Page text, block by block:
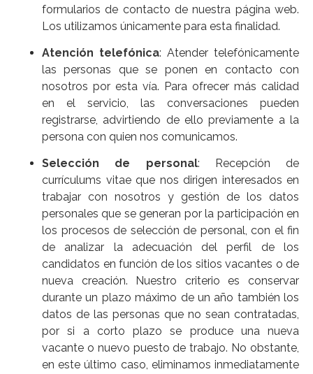
formularios de contacto de nuestra página web.
Los utilizamos únicamente para esta finalidad.
Atención telefónica: Atender telefónicamente
las personas que se ponen en contacto con
nosotros por esta vía. Para ofrecer más calidad
en el servicio, las conversaciones pueden
registrarse, advirtiendo de ello previamente a la
persona con quien nos comunicamos.
Selección de personal: Recepción de
currículums vitae que nos dirigen interesados en
trabajar con nosotros y gestión de los datos
personales que se generan por la participación en
los procesos de selección de personal, con el fin
de analizar la adecuación del perfil de los
candidatos en función de los sitios vacantes o de
nueva creación. Nuestro criterio es conservar
durante un plazo máximo de un año también los
datos de las personas que no sean contratadas,
por si a corto plazo se produce una nueva
vacante o nuevo puesto de trabajo. No obstante,
en este último caso, eliminamos inmediatamente